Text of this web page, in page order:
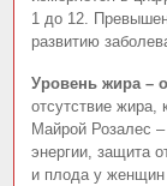
1 до 12.
развитию
Уровень жира –
отсутствие жира,
Майрой Розалес
энергии, защита
и плода у